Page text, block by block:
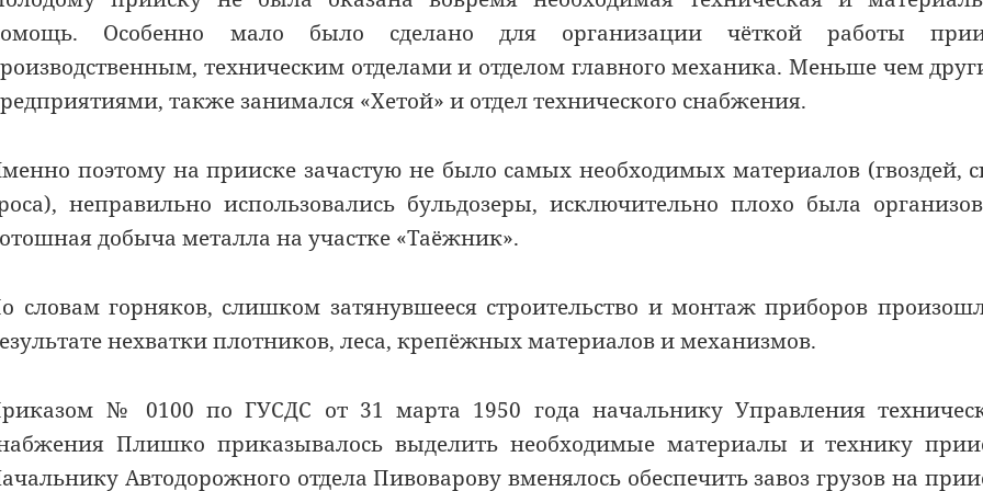
Особенно мало было сделано для организации чёткой работы
техническим отделами и отделом главного механика. Меньше чем
также занимался «Хетой» и отдел технического снабжения.
поэтому на прииске зачастую не было самых необходимых материалов (гвоздей,
неправильно использовались бульдозеры, исключительно плохо была
добыча металла на участке «Таёжник».
словам горняков, слишком затянувшееся строительство и монтаж приборов
нехватки плотников, леса, крепёжных материалов и механизмов.
№ 0100 по ГУСДС от 31 марта 1950 года начальнику Управления
Плишко приказывалось выделить необходимые материалы и технику
Автодорожного отдела Пивоварову вменялось обеспечить завоз грузов на